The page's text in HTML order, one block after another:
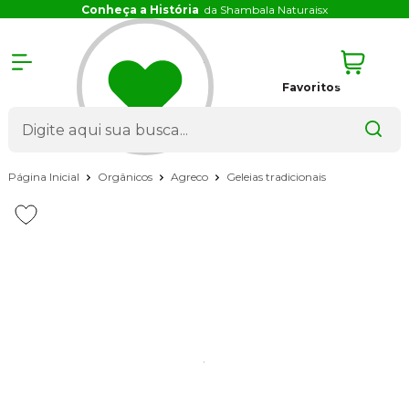
Conheça a História da Shambala Naturaisx
Favoritos
Página Inicial Orgânicos Agreco Geleias tradicionais